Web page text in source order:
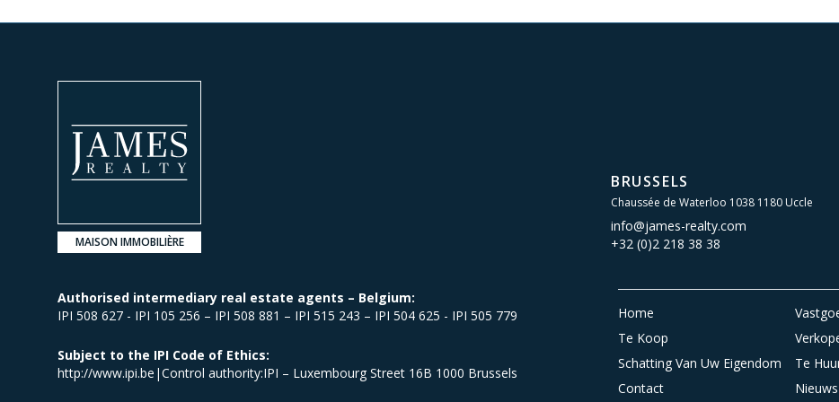
MAISON IMMOBILIÈRE
BRUSSELS
Chaussée de Waterloo 1038 1180 Uccle
info@james-realty.com
+32 (0)2 218 38 38
Authorised intermediary real estate agents – Belgium:
IPI 508 627 - IPI 105 256 – IPI 508 881 – IPI 515 243 – IPI 504 625 - IPI 505 779
Subject to the IPI Code of Ethics:
http://www.ipi.be|Control authority:IPI – Luxembourg Street 16B 1000 Brussels
Home
Te Koop
Schatting Van Uw Eigendom
Te
Contact
Nieuws